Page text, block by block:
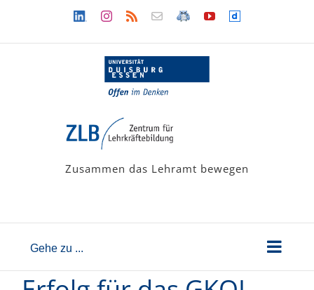
LinkedinInstagram
Rss Newsletter
LehramtsWiki
YouTubeDailymotion
Zusammen das Lehramt bewegen
Gehe zu ...